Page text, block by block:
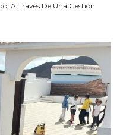
A Través De Una Gestión